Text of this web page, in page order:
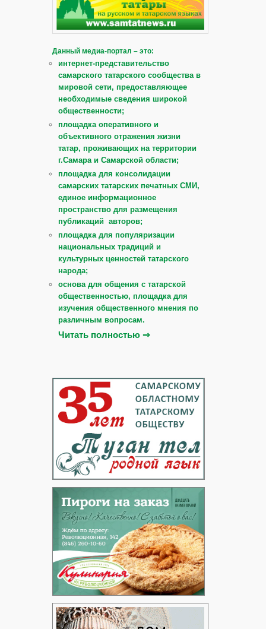
Данный медиа-портал – это:
интернет-представительство
самарского татарского сообщества в
мировой сети, предоставляющее
необходимые сведения широкой
общественности;
площадка оперативного и
объективного отражения жизни
татар, проживающих на территории
г.Самара и Самарской области;
площадка для консолидации
самарских татарских печатных СМИ,
единое информационное
пространство для размещения
публикаций авторов;
площадка для популяризации
национальных традиций и
культурных ценностей татарского
народа;
основа для общения с татарской
общественностью, площадка для
изучения общественного мнения по
различным вопросам.
Читать полностью ⇒